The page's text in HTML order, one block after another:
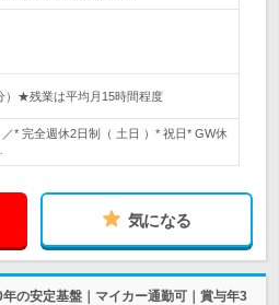
）★残業は平均月15時間程度
* 完全週休2日制（ 土日 ）* 祝日* GW休
気になる
の安定基盤｜マイカー通勤可｜賞与年3